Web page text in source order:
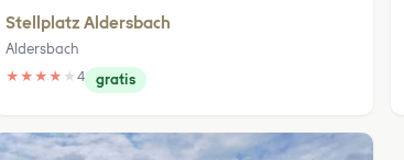
Stellplatz Aldersbach
Aldersbach
★ ★ ★ ★ ★4 gratis